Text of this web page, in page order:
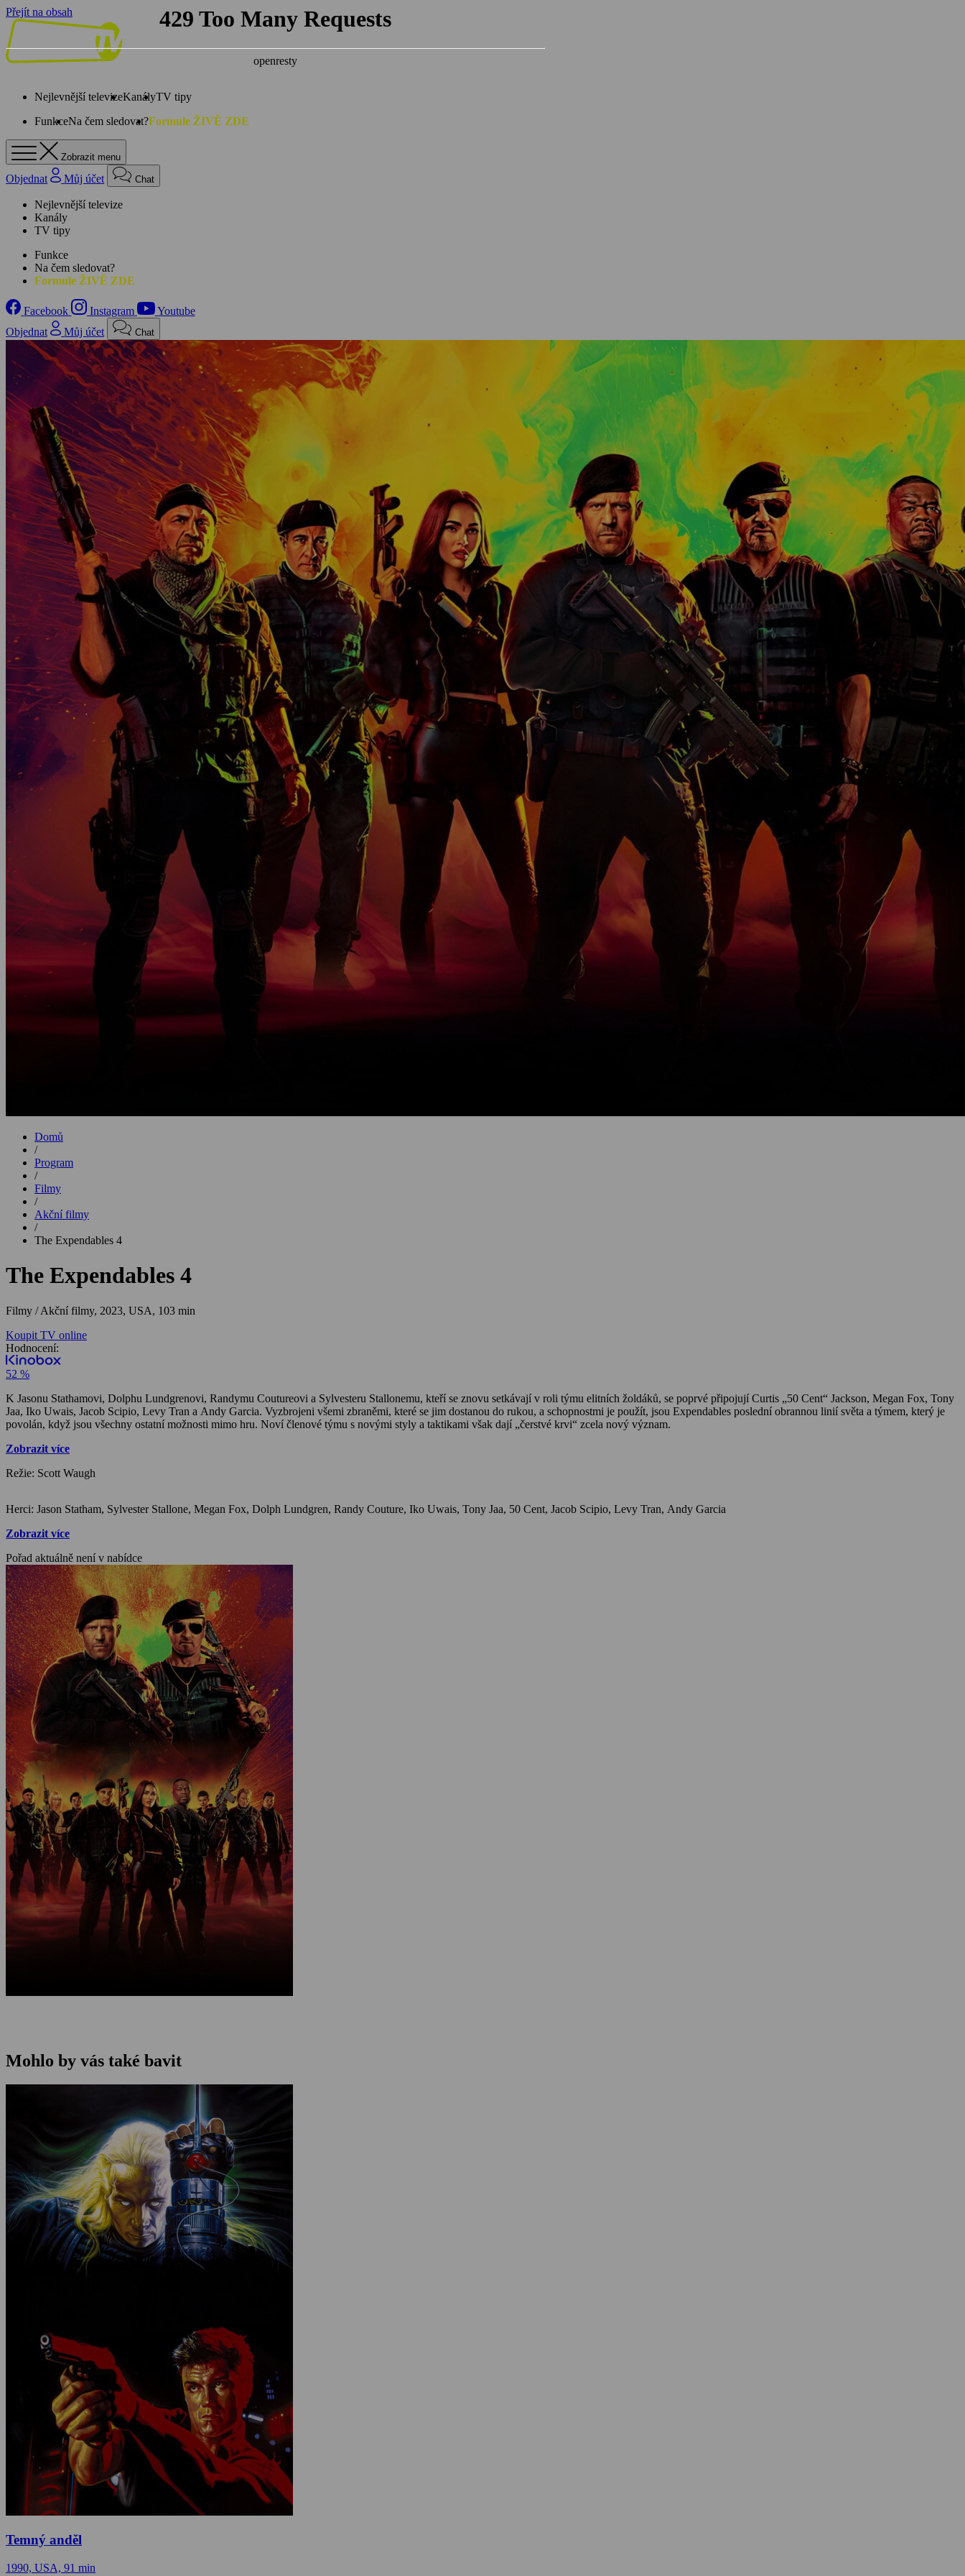
Přejít na obsah
Nejlevnější televizeKanályTV tipy
FunkceNa čem sledovat?Formule ŽIVĚ ZDE
Zobrazit menu
Objednat Můj účet Chat
Nejlevnější televize
Kanály
TV tipy
Funkce
Na čem sledovat?
Formule ŽIVĚ ZDE
Facebook Instagram
Youtube
Objednat
Můj účet Chat
Domů
/
Program
/
Filmy
/
Akční filmy
/
The Expendables 4
The Expendables 4
Filmy / Akční filmy, 2023, USA, 103 min
Koupit TV online
Hodnocení:
52 %
K Jasonu Stathamovi, Dolphu Lundgrenovi, Randymu Coutureovi a Sylvesteru Stallonemu, kteří se znovu setkávají v roli týmu elitních žoldáků, se poprvé připojují Curtis „50 Cent“ Jackson, Megan Fox, Tony
Jaa, Iko Uwais, Jacob Scipio, Levy Tran a Andy Garcia. Vyzbrojeni všemi zbraněmi, které se jim dostanou do rukou, a schopnostmi je použít, jsou Expendables poslední obrannou linií světa a týmem, který je
povolán, když jsou všechny ostatní možnosti mimo hru. Noví členové týmu s novými styly a taktikami však dají „čerstvé krvi“ zcela nový význam.
Zobrazit více
Režie: Scott Waugh
Herci: Jason Statham, Sylvester Stallone, Megan Fox, Dolph Lundgren, Randy Couture, Iko Uwais, Tony Jaa, 50 Cent, Jacob Scipio, Levy Tran, Andy Garcia
Zobrazit více
Pořad aktuálně není v nabídce
Mohlo by vás také bavit
Temný anděl
1990, USA, 91 min